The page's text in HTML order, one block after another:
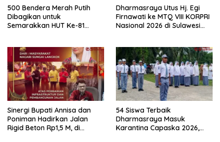
500 Bendera Merah Putih
Dibagikan untuk
Semarakkan HUT Ke-81
Dharmasraya Utus Hj. Egi
Firnawati ke MTQ VIII KORPRI
Nasional 2026 di Sulawesi
Sinergi Bupati Annisa dan
Poniman Hadirkan Jalan
Rigid Beton Rp1,5 M, di
54 Siswa Terbaik
Dharmasraya Masuk
Karantina Capaska 2026,